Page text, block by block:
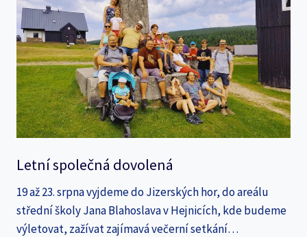
Letní společná dovolená
19 až 23. srpna vyjdeme do Jizerských hor, do areálu
střední školy Jana Blahoslava v Hejnicích, kde budeme
výletovat, zažívat zajímavá večerní setkání…